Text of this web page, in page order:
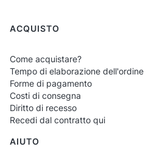
perfettamente a
alla moda in stile
Food truck e street
stile adatto a concetti
Catering e eventi
durante il servizio
Menu a piè di pagina
ACQUISTO
Come acquistare?
Tempo di elaborazione dell'ordine
Forme di pagamento
Costi di consegna
Diritto di recesso
Recedi dal contratto qui
AIUTO